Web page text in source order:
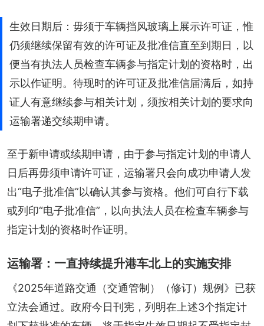
生效日期后：毋须于车辆挡风玻璃上展示许可证，惟
仍须继续保留有效的许可证及批准信直至到期日，以
便当有执法人员检查车辆参与指定计划的资格时，出
示以作证明。待现时的许可证及批准信届满后，如持
证人有意继续参与相关计划，须按相关计划的要求向
运输署递交续期申请。
至于新申请或续期申请，由于参与指定计划的申请人
日后再毋须申请许可证，运输署只会向成功申请人发
出“电子批准信”以确认其参与资格。他们可自行下载
或列印“电子批准信”，以向执法人员在检查车辆参与
指定计划的资格时作证明。
运输署：一直持续提升港车北上的实施安排
《2025年道路交通（交通管制）（修订）规例》已获
立法会通过。政府今日刊宪，列明在上述3个指定计